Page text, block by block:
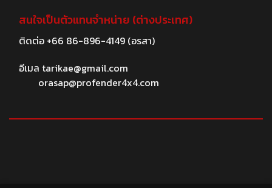
สนใจเป็นตัวแทนจำหน่าย (ต่างประเทศ)
ติดต่อ +66 86-896-4149(อรสา)
อีเมล tarikae@gmail.com
orasap@profender4x4.com